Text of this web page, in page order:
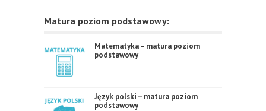
Matura poziom podstawowy:
Matematyka – matura poziom
podstawowy
Język polski – matura poziom
podstawowy